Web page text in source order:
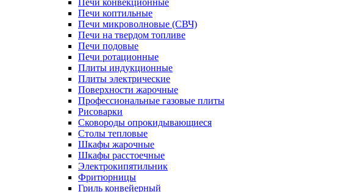
Печи конвекционные
Печи коптильные
Печи микроволновые (СВЧ)
Печи на твердом топливе
Печи подовые
Печи ротационные
Плиты индукционные
Плиты электрические
Поверхности жарочные
Профессиональные газовые плиты
Рисоварки
Сковороды опрокидывающиеся
Столы тепловые
Шкафы жарочные
Шкафы расстоечные
Электрокипятильник
Фритюрницы
Гриль конвейерный